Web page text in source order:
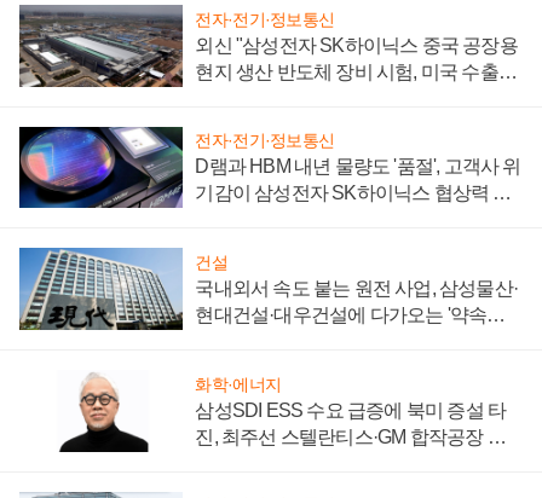
전자·전기·정보통신
외신 "삼성전자 SK하이닉스 중국 공장용
현지 생산 반도체 장비 시험, 미국 수출통
전자·전기·정보통신
D램과 HBM 내년 물량도 '품절', 고객사 위
기감이 삼성전자 SK하이닉스 협상력 더
건설
국내외서 속도 붙는 원전 사업, 삼성물산·
현대건설·대우건설에 다가오는 '약속의
화학·에너지
삼성SDI ESS 수요 급증에 북미 증설 타
진, 최주선 스텔란티스·GM 합작공장 건